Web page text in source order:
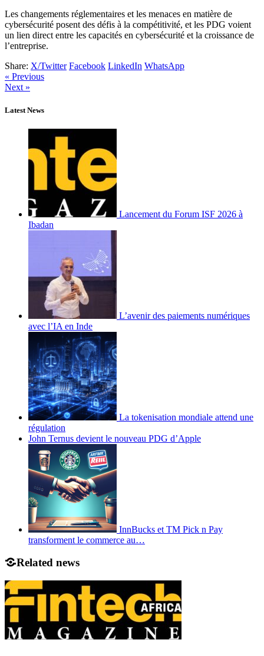
Les changements réglementaires et les menaces en matière de
cybersécurité posent des défis à la compétitivité, et les PDG voient
un lien direct entre les capacités en cybersécurité et la croissance de
l’entreprise.
Share: X/Twitter Facebook LinkedIn WhatsApp
« Previous
Next »
Latest News
Lancement du Forum ISF 2026 à
Ibadan
L’avenir des paiements numériques
avec l’IA en Inde
La tokenisation mondiale attend une
régulation
John Ternus devient le nouveau PDG d’Apple
InnBucks et TM Pick n Pay
transforment le commerce au…
Related news